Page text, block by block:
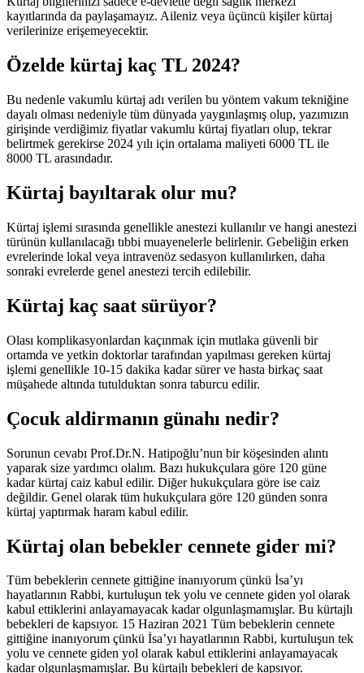
kayıtlarında da paylaşamayız. Aileniz veya üçüncü kişiler kürtaj
verilerinize erişemeyecektir.
Özelde kürtaj kaç TL 2024?
Bu nedenle vakumlu kürtaj adı verilen bu yöntem vakum tekniğine
dayalı olması nedeniyle tüm dünyada yaygınlaşmış olup, yazımızın
girişinde verdiğimiz fiyatlar vakumlu kürtaj fiyatları olup, tekrar
belirtmek gerekirse 2024 yılı için ortalama maliyeti 6000 TL ile
8000 TL arasındadır.
Kürtaj bayıltarak olur mu?
Kürtaj işlemi sırasında genellikle anestezi kullanılır ve hangi anestezi
türünün kullanılacağı tıbbi muayenelerle belirlenir. Gebeliğin erken
evrelerinde lokal veya intravenöz sedasyon kullanılırken, daha
sonraki evrelerde genel anestezi tercih edilebilir.
Kürtaj kaç saat sürüyor?
Olası komplikasyonlardan kaçınmak için mutlaka güvenli bir
ortamda ve yetkin doktorlar tarafından yapılması gereken kürtaj
işlemi genellikle 10-15 dakika kadar sürer ve hasta birkaç saat
müşahede altında tutulduktan sonra taburcu edilir.
Çocuk aldirmanın günahı nedir?
Sorunun cevabı Prof.Dr.N. Hatipoğlu’nun bir köşesinden alıntı
yaparak size yardımcı olalım. Bazı hukukçulara göre 120 güne
kadar kürtaj caiz kabul edilir. Diğer hukukçulara göre ise caiz
değildir. Genel olarak tüm hukukçulara göre 120 günden sonra
kürtaj yaptırmak haram kabul edilir.
Kürtaj olan bebekler cennete gider mi?
Tüm bebeklerin cennete gittiğine inanıyorum çünkü İsa’yı
hayatlarının Rabbi, kurtuluşun tek yolu ve cennete giden yol olarak
kabul ettiklerini anlayamayacak kadar olgunlaşmamışlar. Bu kürtajlı
bebekleri de kapsıyor. 15 Haziran 2021 Tüm bebeklerin cennete
gittiğine inanıyorum çünkü İsa’yı hayatlarının Rabbi, kurtuluşun tek
yolu ve cennete giden yol olarak kabul ettiklerini anlayamayacak
kadar olgunlaşmamışlar. Bu kürtajlı bebekleri de kapsıyor.